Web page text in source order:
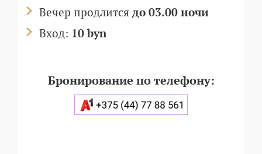
Вечер продлится до 03.00 ночи
Вход: 10 byn
Бронирование по телефону: